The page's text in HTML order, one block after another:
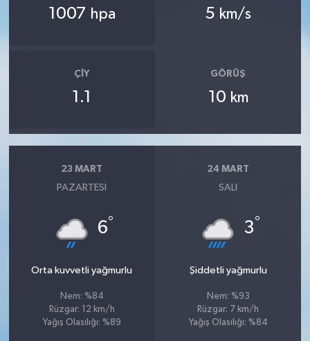
1007 hpa 5 km/s
ÇIY
1.1
GÖRÜŞ
10 km
23 MART
PAZARTESI
6°
Orta kuvvetli yağmurlu
Nem: %84
Rüzgar: 12 km/h
Yağış Olasılığı: %89
24 MART
SALI
3°
Şiddetli yağmurlu
Nem: %93
Rüzgar: 7 km/h
Yağış Olasılığı: %84